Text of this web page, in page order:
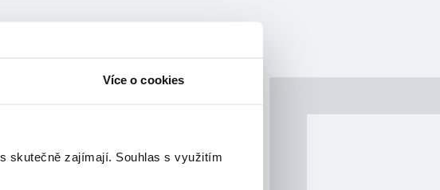
Více o cookies
skutečně zajímají. Souhlas s využitím